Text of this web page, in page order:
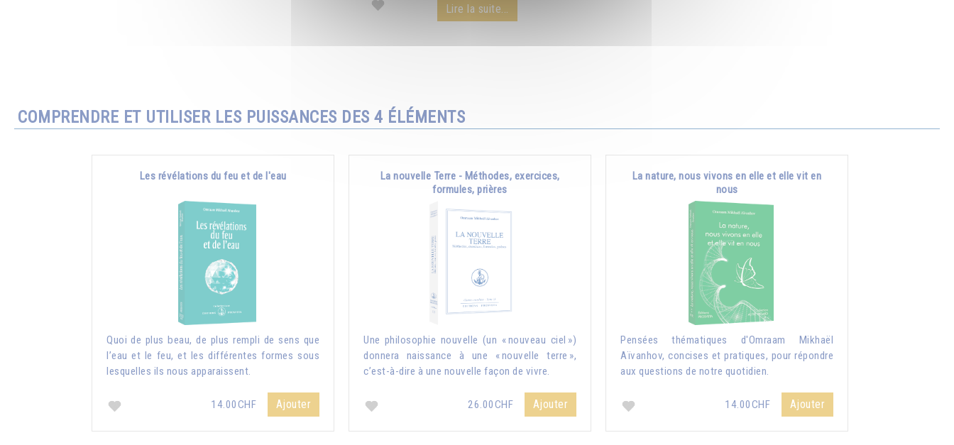
Lire la suite...
COMPRENDRE ET UTILISER LES PUISSANCES DES 4 ÉLÉMENTS
Les révélations du feu et de l'eau
Quoi de plus beau, de plus rempli de sens que
l’eau et le feu, et les différentes formes sous
lesquelles ils nous apparaissent.
14.00CHF Ajouter
La nouvelle Terre - Méthodes, exercices,
formules, prières
Une philosophie nouvelle (un « nouveau ciel »)
donnera naissance à une « nouvelle terre »,
c’est-à-dire à une nouvelle façon de vivre.
26.00CHF Ajouter
La nature, nous vivons en elle et elle vit en
nous
Pensées thématiques d'Omraam Mikhaël
Aïvanhov, concises et pratiques, pour répondre
aux questions de notre quotidien.
14.00CHF Ajouter